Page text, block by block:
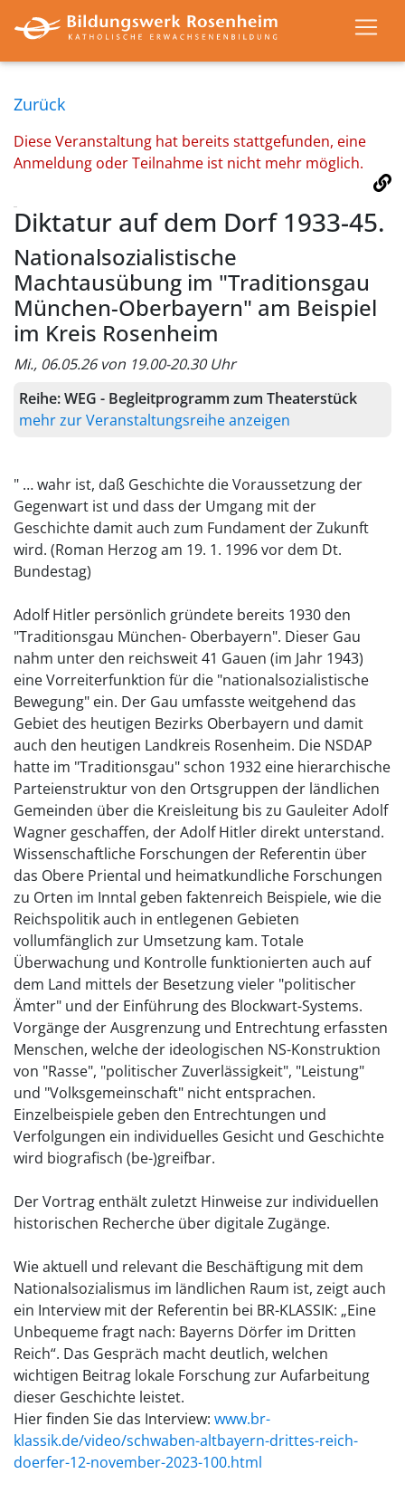
Zurück
Diese Veranstaltung hat bereits stattgefunden, eine
Anmeldung oder Teilnahme ist nicht mehr möglich.
Diktatur auf dem Dorf 1933-45.
Nationalsozialistische
Machtausübung im "Traditionsgau
München-Oberbayern" am Beispiel
im Kreis Rosenheim
Mi., 06.05.26 von 19.00-20.30 Uhr
Reihe:WEG - Begleitprogramm zum Theaterstück
mehr zur Veranstaltungsreihe anzeigen
" … wahr ist, daß Geschichte die Voraussetzung der
Gegenwart ist und dass der Umgang mit der
Geschichte damit auch zum Fundament der Zukunft
wird. (Roman Herzog am 19. 1. 1996 vor dem Dt.
Bundestag)
Adolf Hitler persönlich gründete bereits 1930 den
"Traditionsgau München- Oberbayern". Dieser Gau
nahm unter den reichsweit 41 Gauen (im Jahr 1943)
eine Vorreiterfunktion für die "nationalsozialistische
Bewegung" ein. Der Gau umfasste weitgehend das
Gebiet des heutigen Bezirks Oberbayern und damit
auch den heutigen Landkreis Rosenheim. Die NSDAP
hatte im "Traditionsgau" schon 1932 eine hierarchische
Parteienstruktur von den Ortsgruppen der ländlichen
Gemeinden über die Kreisleitung bis zu Gauleiter Adolf
Wagner geschaffen, der Adolf Hitler direkt unterstand.
Wissenschaftliche Forschungen der Referentin über
das Obere Priental und heimatkundliche Forschungen
zu Orten im Inntal geben faktenreich Beispiele, wie die
Reichspolitik auch in entlegenen Gebieten
vollumfänglich zur Umsetzung kam. Totale
Überwachung und Kontrolle funktionierten auch auf
dem Land mittels der Besetzung vieler "politischer
Ämter" und der Einführung des Blockwart-Systems.
Vorgänge der Ausgrenzung und Entrechtung erfassten
Menschen, welche der ideologischen NS-Konstruktion
von "Rasse", "politischer Zuverlässigkeit", "Leistung"
und "Volksgemeinschaft" nicht entsprachen.
Einzelbeispiele geben den Entrechtungen und
Verfolgungen ein individuelles Gesicht und Geschichte
wird biografisch (be-)greifbar.
Der Vortrag enthält zuletzt Hinweise zur individuellen
historischen Recherche über digitale Zugänge.
Wie aktuell und relevant die Beschäftigung mit dem
Nationalsozialismus im ländlichen Raum ist, zeigt auch
ein Interview mit der Referentin bei BR-KLASSIK: „Eine
Unbequeme fragt nach: Bayerns Dörfer im Dritten
Reich“. Das Gespräch macht deutlich, welchen
wichtigen Beitrag lokale Forschung zur Aufarbeitung
dieser Geschichte leistet.
Hier finden Sie das Interview: www.br-
klassik.de/video/schwaben-altbayern-drittes-reich-
doerfer-12-november-2023-100.html